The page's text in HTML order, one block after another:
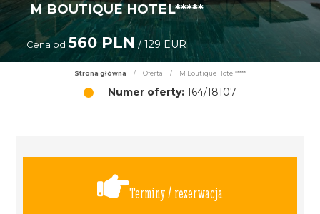
M BOUTIQUE HOTEL*****
Cena od 560 PLN / 129 EUR
Strona główna / Oferta / M Boutique Hotel*****
Numer oferty: 164/18107
Terminy / rezerwacja